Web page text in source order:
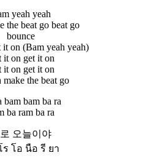
yeah yeah
the beat go beat go
bounce
it on (Bam yeah yeah)
it on get it on
it on get it on
make the beat go
bam bam ba ra
ba ram ba ra
오늘이야
ร โอ นือ รี ยา